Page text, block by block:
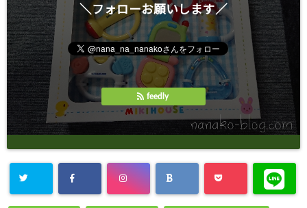
＼フォローお願いします／
feedly